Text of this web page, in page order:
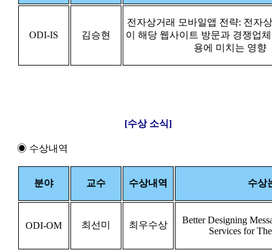
ODI-IS 김승현
전자상거래 모바일앱 전략: 전자
이 해당 웹사이트 방문과 경쟁업
용에 미치는 영향
[수상 소식]
◉ 수상내역
분야 교수 수상내역 수상
ODI-OM 최선미 최우수상
Better Designing
Services for